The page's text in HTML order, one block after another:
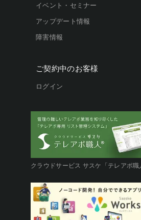
クラウドサービス サスケ「テレアポ職
イベント・セミナー
アップデート情報
障害情報
ご契約中のお客様
ログイン